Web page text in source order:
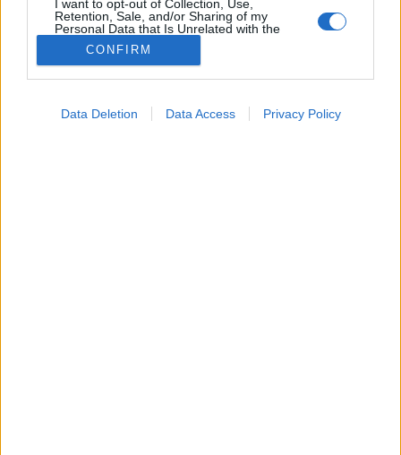
I want to opt-out of Collection, Use,
Retention, Sale, and/or Sharing of my
Personal Data that Is Unrelated with the
Purposes for which it was collected.
Opted Out
CONFIRM
Data Deletion Data Access Privacy Policy